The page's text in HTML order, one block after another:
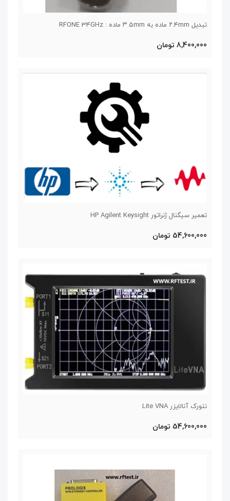
تبدیل ۲.۴mm ماده به ۳.۵mm ماده : RFONE 34GHz
8,400,000 تومان
تعمیر سیگنال ژنراتور HP Agilent Keysight
54,600,000 تومان
نتورک آنالایزر Lite VNA
54,600,000 تومان